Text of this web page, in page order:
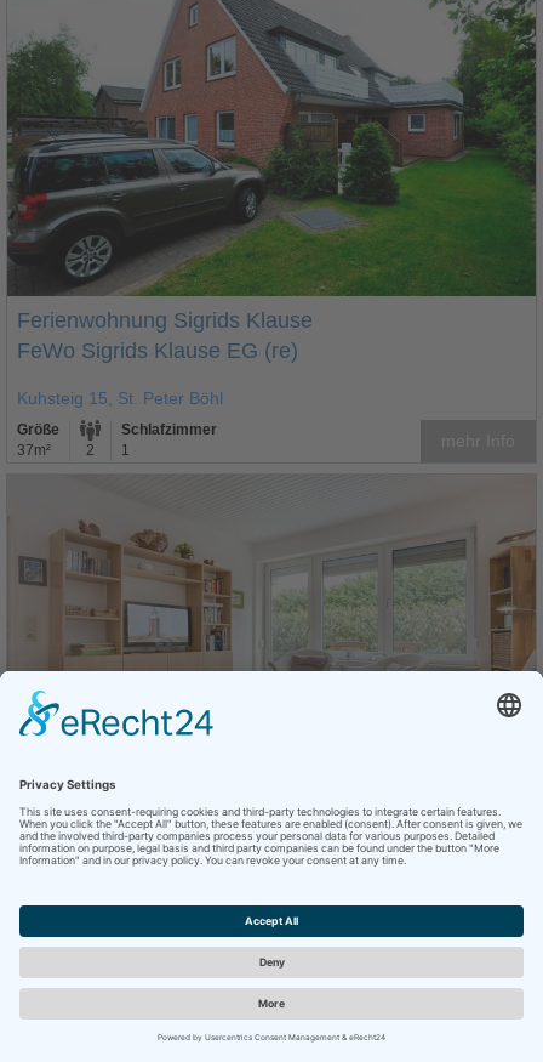
Ferienwohnung Sigrids Klause
FeWo Sigrids Klause EG (re)
Kuhsteig 15, St. Peter Böhl
Größe
37m²
2
Schlafzimmer
1
Ferienwohnung "Lebender"
48m²
3
1